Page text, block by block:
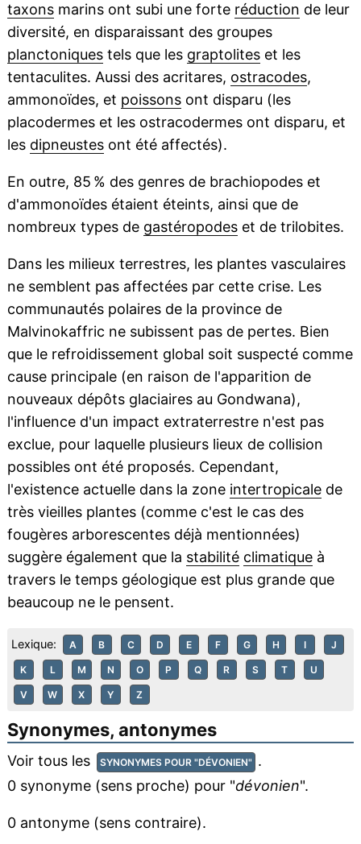
taxonsmarins ont subi une forte réduction de leur
diversité, en disparaissant des groupes
planctoniquestels que les graptoliteset les
tentaculites. Aussi des acritares, ostracodes,
ammonoïdes, et poissonsont disparu (les
placodermes et les ostracodermes ont disparu, et
les dipneustesont été affectés).
En outre, 85 % des genres de brachiopodes et
d'ammonoïdes étaient éteints, ainsi que de
nombreux types de gastéropodeset de trilobites.
Dans les milieux terrestres, les plantes vasculaires
ne semblent pas affectées par cette crise. Les
communautés polaires de la province de
Malvinokaffric ne subissent pas de pertes. Bien
que le refroidissement global soit suspecté comme
cause principale (en raison de l'apparition de
nouveaux dépôts glaciaires au Gondwana),
l'influence d'un impact extraterrestre n'est pas
exclue, pour laquelle plusieurs lieux de collision
possibles ont été proposés. Cependant,
l'existence actuelle dans la zone intertropicalede
très vieilles plantes (comme c'est le cas des
fougères arborescentes déjà mentionnées)
suggère également que la stabilité climatiqueà
travers le temps géologique est plus grande que
beaucoup ne le pensent.
Lexique: A B C D E F G H I J
K L M N O P Q R S T U
V W X Y Z
Synonymes, antonymes
Voir tous les SYNONYMES POUR "DÉVONIEN" .
0 synonyme (sens proche) pour "dévonien".
0 antonyme (sens contraire).